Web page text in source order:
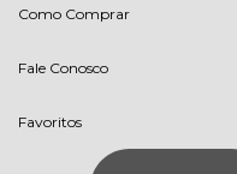
Como Comprar
Fale Conosco
Favoritos